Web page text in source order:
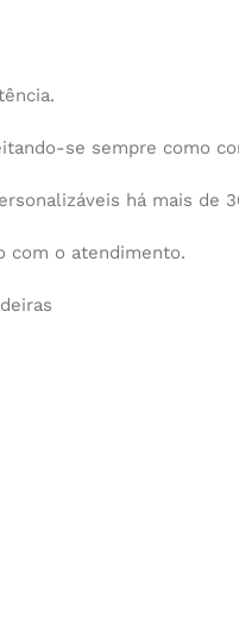
se sempre como
há mais de
com o atendimento.